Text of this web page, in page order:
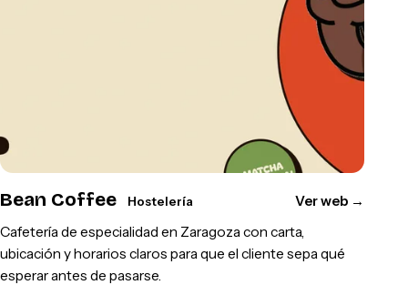
Bean Coffee Hostelería Ver web →
Cafetería de especialidad en Zaragoza con carta,
ubicación y horarios claros para que el cliente sepa qué
esperar antes de pasarse.